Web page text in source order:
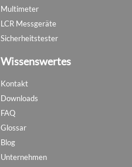
Multimeter
LCR Messgeräte
Sicherheitstester
Wissenswertes
Kontakt
Downloads
FAQ
Glossar
Blog
Unternehmen